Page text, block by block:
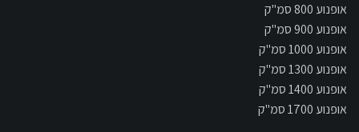
אופנוע 800 סמ"ק
אופנוע 900 סמ"ק
אופנוע 1000 סמ"ק
אופנוע 1300 סמ"ק
אופנוע 1400 סמ"ק
אופנוע 1700 סמ"ק